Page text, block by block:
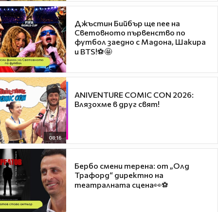
Джъстин Бийбър ще пее на
Световното първенство по
футбол заедно с Мадона, Шакира
и BTS!⚽🤩
08:16
ANIVENTURE COMIC CON 2026:
Влязохме в друг свят!
Бербо смени терена: от „Олд
Трафорд“ директно на
театралната сцена👀⚽